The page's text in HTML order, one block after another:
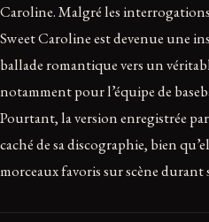
Caroline. Malgré les
Sweet Caroline est devenue une
ballade romantique vers un
notamment pour l’équipe de
Pourtant, la version enregistrée
caché de sa discographie, bien
morceaux favoris sur scène durant